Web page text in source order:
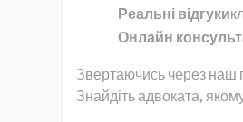
Реальні відгуки
Онлайн
Звертаючись через наш
Знайдіть адвоката,